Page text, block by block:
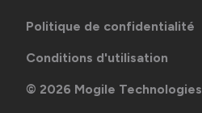
Politique de confidentialité
Conditions d'utilisation
© 2026 Mogile Technologies